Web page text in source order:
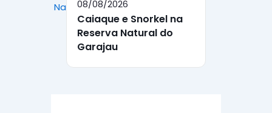
08/08/2026
Caiaque e Snorkel na
Reserva Natural do
Garajau